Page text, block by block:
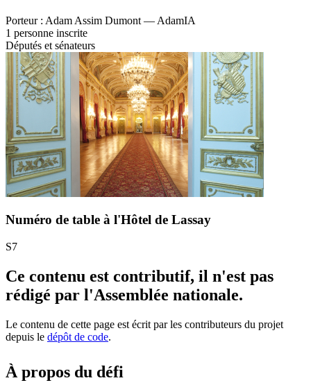
Porteur : Adam Assim Dumont — AdamIA
1 personne inscrite
Députés et sénateurs
Numéro de table à l'Hôtel de Lassay
S7
Ce contenu est contributif, il n'est pas
rédigé par l'Assemblée nationale.
Le contenu de cette page est écrit par les contributeurs du projet
depuis le dépôt de code.
À propos du défi